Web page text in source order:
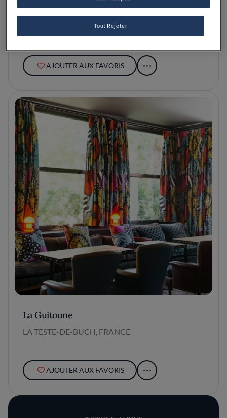
Café Marly
AJOUTER AUX FAVORIS
La Guitoune
LA TESTE-DE-BUCH, FRANCE
AJOUTER AUX FAVORIS
Tout Rejeter